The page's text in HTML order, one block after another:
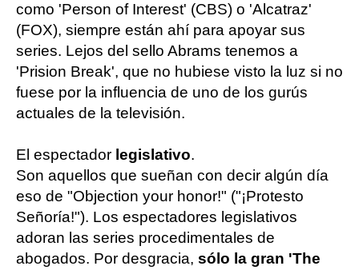
como 'Person of Interest' (CBS) o 'Alcatraz'
(FOX), siempre están ahí para apoyar sus
series. Lejos del sello Abrams tenemos a
'Prision Break', que no hubiese visto la luz si no
fuese por la influencia de uno de los gurús
actuales de la televisión.
El espectador legislativo.
Son aquellos que sueñan con decir algún día
eso de "Objection your honor!" ("¡Protesto
Señoría!"). Los espectadores legislativos
adoran las series procedimentales de
abogados. Por desgracia, sólo la gran 'The